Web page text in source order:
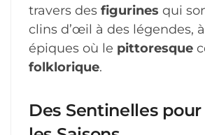
travers des figurines qui
clins d’œil à des légendes,
épiques où le pittoresque
folklorique.
Des Sentinelles